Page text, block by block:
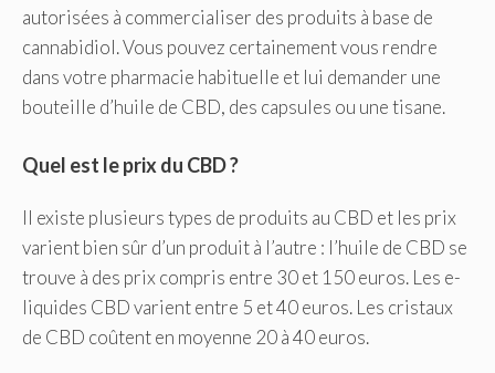
autorisées à commercialiser des produits à base de
cannabidiol. Vous pouvez certainement vous rendre
dans votre pharmacie habituelle et lui demander une
bouteille d’huile de CBD, des capsules ou une tisane.
Quel est le prix du CBD ?
Il existe plusieurs types de produits au CBD et les prix
varient bien sûr d’un produit à l’autre : l’huile de CBD se
trouve à des prix compris entre 30 et 150 euros. Les e-
liquides CBD varient entre 5 et 40 euros. Les cristaux
de CBD coûtent en moyenne 20 à 40 euros.